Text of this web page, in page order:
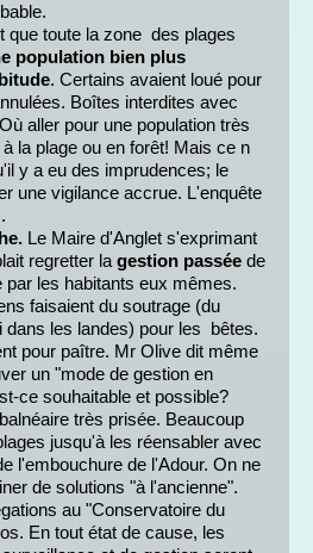
que toute la zone des plages
population bien plus
. Certains avaient loué pour
Boîtes interdites avec
aller pour une population très
la plage ou en forêt! Mais ce n
y a eu des imprudences; le
une vigilance accrue. L'enquête
Le Maire d'Anglet s'exprimant
regretter la gestion passée de
par les habitants eux mêmes.
faisaient du soutrage (du
dans les landes) pour les bêtes.
pour paître. Mr Olive dit même
un "mode de gestion en
ce souhaitable et possible?
très prisée. Beaucoup
jusqu'à les réensabler avec
l'embouchure de l'Adour. On ne
de solutions "à l'ancienne".
au "Conservatoire du
En tout état de cause, les